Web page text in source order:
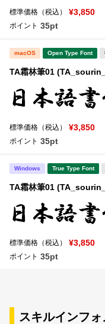
標準価格（税込） ¥3,850
ポイント 35pt
macOS Open Type Font
TA霜林筆01
標準価格（税込） ¥3,850
ポイント 35pt
Windows True Type Font
TA霜林筆01
標準価格（税込） ¥3,850
ポイント 35pt
スキルインフ